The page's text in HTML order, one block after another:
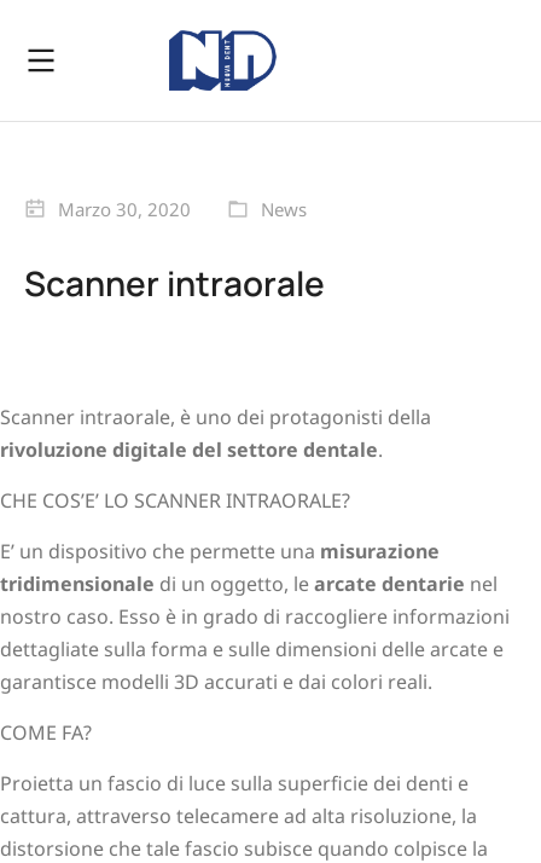
Marzo 30, 2020 News
Scanner intraorale
Scanner intraorale, è uno dei protagonisti della
rivoluzione digitale del settore dentale.
CHE COS’E’ LO SCANNER INTRAORALE?
E’ un dispositivo che permette una misurazione
tridimensionale di un oggetto, learcate dentarie nel
nostro caso. Esso è in grado di raccogliere informazioni
dettagliate sulla forma e sulle dimensioni delle arcate e
garantisce modelli 3D accurati e dai colori reali.
COME FA?
Proietta un fascio di luce sulla superficie dei denti e
cattura, attraverso telecamere ad alta risoluzione, la
distorsione che tale fascio subisce quando colpisce la